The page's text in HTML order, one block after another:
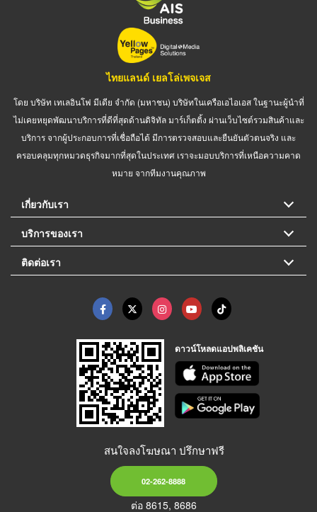
ไทยแลนด์ เยลโล่เพจเจส
โดย บริษัท เทเลอินโฟ มีเดีย จำกัด (มหาชน) บริษัทในเครือเอไอเอส ในฐานะผู้นำที่
ไม่เคยหยุดพัฒนาบริการที่ดีที่สุดด้านดิจิทัล มาร์เก็ตติ้ง ผ่านเว็บไซต์รวมสินค้าและ
บริการ จากผู้ประกอบการที่เชื่อถือได้ มีการตรวจสอบและยืนยันตัวตนจริง และ
ครอบคลุมทุกหมวดธุรกิจมากที่สุดในประเทศ เราจะมอบบริการที่เหนือความคาด
หมาย จากทีมงานคุณภาพ
เกี่ยวกับเรา
บริการของเรา
ติดต่อเรา
ดาวน์โหลดแอปพลิเคชัน
สนใจลงโฆษณา ปรึกษาฟรี
02-262-8888
ต่อ 8615, 8686